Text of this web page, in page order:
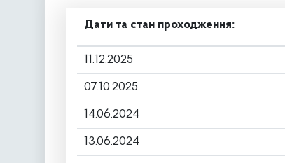
Дати та стан проходження:
11.12.2025
07.10.2025
14.06.2024
13.06.2024